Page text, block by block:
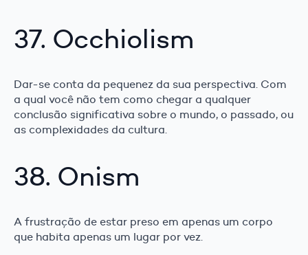
37. Occhiolism
Dar-se conta da pequenez da sua perspectiva. Com
a qual você não tem como chegar a qualquer
conclusão significativa sobre o mundo, o passado, ou
as complexidades da cultura.
38. Onism
A frustração de estar preso em apenas um corpo
que habita apenas um lugar por vez.